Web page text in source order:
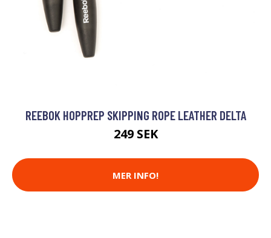
REEBOK HOPPREP SKIPPING ROPE LEATHER DELTA
249 SEK
MER INFO!